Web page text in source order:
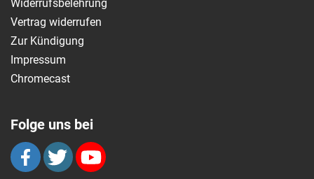
Widerrufsbelehrung
Vertrag widerrufen
Zur Kündigung
Impressum
Chromecast
Folge uns bei